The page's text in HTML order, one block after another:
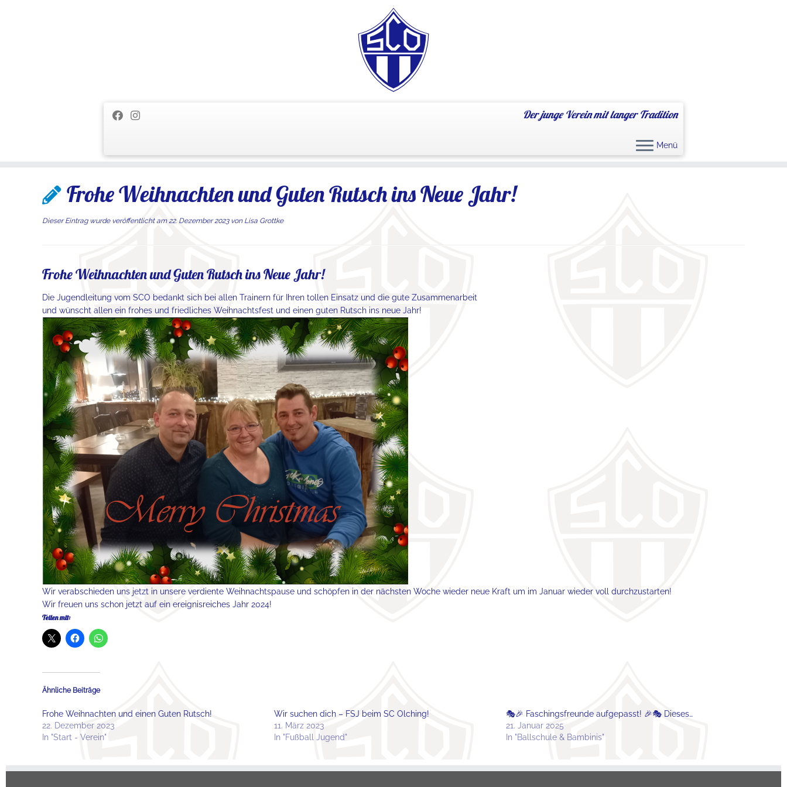
Der junge Verein mit langer Tradition
Menü
Frohe Weihnachten und Guten Rutsch ins Neue Jahr!
Dieser Eintrag wurde veröffentlicht am22. Dezember 2023 von Lisa Grottke
Frohe Weihnachten und Guten Rutsch ins Neue Jahr!
Die Jugendleitung vom SCO bedankt sich bei allen Trainern für Ihren tollen Einsatz und die gute Zusammenarbeit
und wünscht allen ein frohes und friedliches Weihnachtsfest und einen guten Rutsch ins neue Jahr!
Wir verabschieden uns jetzt in unsere verdiente Weihnachtspause und schöpfen in der nächsten Woche wieder neue Kraft um im Januar wieder voll durchzustarten!
Wir freuen uns schon jetzt auf ein ereignisreiches Jahr 2024!
Teilen mit:
Ähnliche Beiträge
Frohe Weihnachten und einen Guten Rutsch!
22. Dezember 2023
In "Start - Verein"
Wir suchen dich – FSJ beim SC Olching!
11. März 2023
In "Fußball Jugend"
🎭🎉 Faschingsfreunde aufgepasst! 🎉🎭 Dieses…
21. Januar 2025
In "Ballschule & Bambinis"